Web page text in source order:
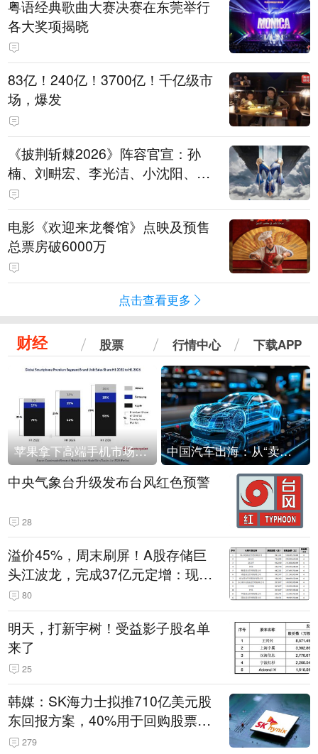
粤语经典歌曲大赛决赛在东莞举行
各大奖项揭晓
83亿！240亿！3700亿！千亿级市
场，爆发
《披荆斩棘2026》阵容官宣：孙
楠、刘畊宏、李光洁、小沈阳、余
文乐、王传君等28位艺人
电影《欢迎来龙餐馆》点映及预售
总票房破6000万
点击查看更多
财经 股票 行情中心 下载APP
苹果拿下高端手机市场65%的份额：iPhone 17系列功不可没 中国汽车出海：从“卖出去”到“走进去”
中央气象台升级发布台风红色预警
28
溢价45%，周末刷屏！A股存储巨
头江波龙，完成37亿元定增：现价
386.6元，定增价560元
80
明天，打新宇树！受益影子股名单
来了
25
韩媒：SK海力士拟推710亿美元股
东回报方案，40%用于回购股票，
相当于美股发行规模
279